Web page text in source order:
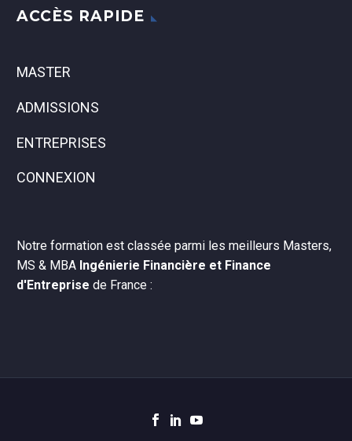
ACCÈS RAPIDE
MASTER
ADMISSIONS
ENTREPRISES
CONNEXION
Notre formation est classée parmi les meilleurs Masters,
MS & MBA Ingénierie Financière et Finance
d'Entreprise de France :